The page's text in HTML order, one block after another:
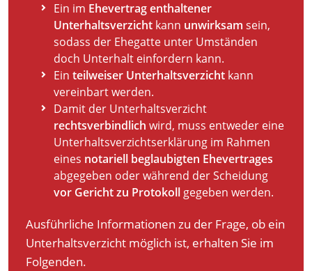
Ein im Ehevertrag enthaltener
Unterhaltsverzicht kann unwirksam sein,
sodass der Ehegatte unter Umständen
doch Unterhalt einfordern kann.
Ein teilweiser Unterhaltsverzicht kann
vereinbart werden.
Damit der Unterhaltsverzicht
rechtsverbindlich wird, muss entweder eine
Unterhaltsverzichtserklärung im Rahmen
eines notariell beglaubigten Ehevertrages
abgegeben oder während der Scheidung
vor Gericht zu Protokoll gegeben werden.
Ausführliche Informationen zu der Frage, ob ein
Unterhaltsverzicht möglich ist, erhalten Sie im
Folgenden.